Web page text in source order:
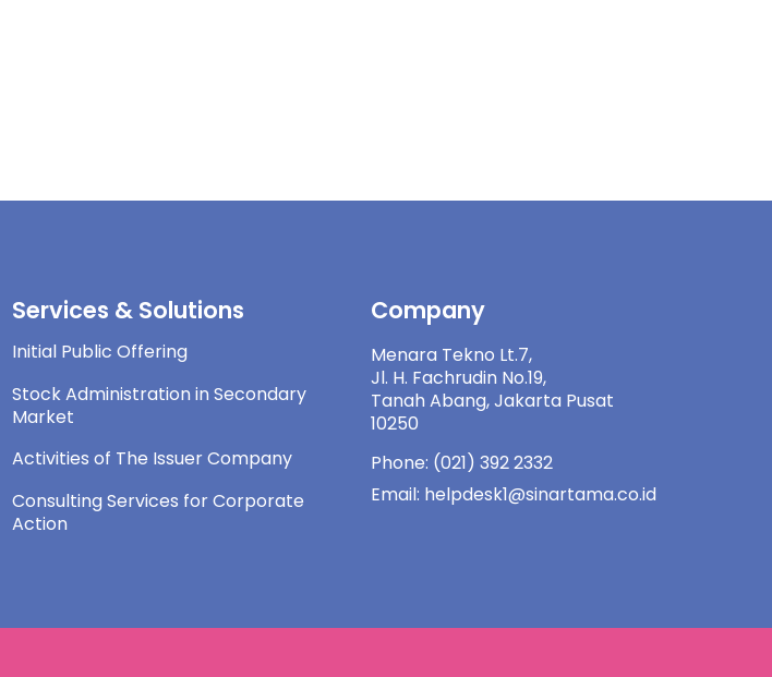
Services & Solutions
Initial Public Offering
Stock Administration in Secondary
Market
Activities of The Issuer Company
Consulting Services for Corporate
Action
Company
Menara Tekno Lt.7,
Jl. H. Fachrudin No.19,
Tanah Abang, Jakarta Pusat
10250
Phone: (021) 392 2332
Email: helpdesk1@sinartama.co.id